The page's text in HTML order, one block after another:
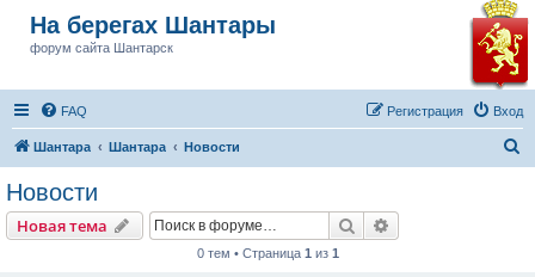
На берегах Шантары
форум сайта Шантарск
FAQ Вход
Регистрация
Шантара Шантара Новости
Новости
Новая тема Поиск
0 тем • Страница 1 из 1